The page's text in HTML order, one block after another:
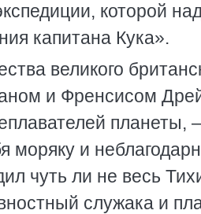
которой
капитана Кука».
великого
и Френсисом
планеты,
моряку и
чуть ли не весь
служака и